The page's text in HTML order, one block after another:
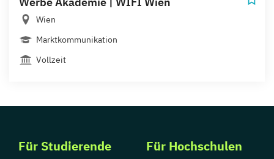
Wien
Marktkommunikation
Vollzeit
Für Studierende Für Hochschulen